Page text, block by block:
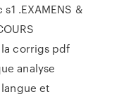
.EXAMENS &
la corrigs pdf
analyse
et